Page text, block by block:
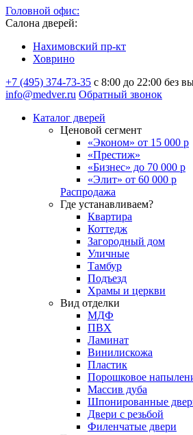
Головной офис:
Салона дверей:
Нахимовский пр-кт
Ховрино
+7 (495) 374-73-35 с 8:00 до 22:00 без
info@medver.ru Обратный звонок
Каталог дверей
Ценовой сегмент
«Эконом» от 15 000 р
«Престиж»
«Бизнес» до 70 000 р
«Элит» от 60 000 р
Распродажа
Где устанавливаем?
Квартира
Коттедж
Загородный дом
Уличные
Тамбур
Подъезд
Храмы и церкви
Вид отделки
МДФ
ПВХ
Ламинат
Винилискожа
Пластик
Порошковое
Массив дуба
Шпонированные
Двери с резьбой
Филенчатые двери